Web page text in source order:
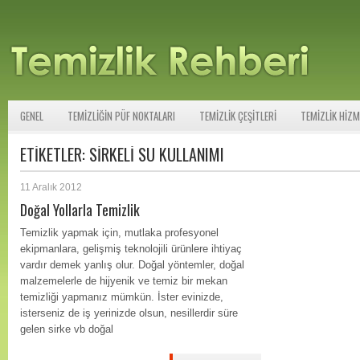
GENEL TEMIZLIĞIN PÜF NOKTALARI TEMIZLIK ÇEŞITLERI TEMIZLIK
ETIKETLER: SIRKELI SU KULLANIMI
11 Aralık 2012
Doğal Yollarla Temizlik
Temizlik yapmak için, mutlaka profesyonel
ekipmanlara, gelişmiş teknolojili ürünlere ihtiyaç
vardır demek yanlış olur. Doğal yöntemler, doğal
malzemelerle de hijyenik ve temiz bir mekan
temizliği yapmanız mümkün. İster evinizde,
isterseniz de iş yerinizde olsun, nesillerdir süre
gelen sirke vb doğal